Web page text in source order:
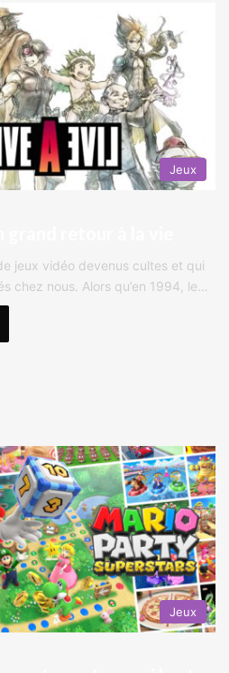
Jeux
jeux vidéo devenus cultes et qui
chez nous. Alors qu’en 1994, le…
Jeux